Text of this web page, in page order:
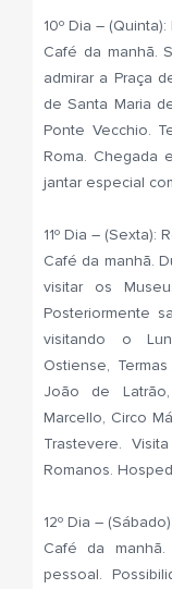
10º Dia –
Café da manhã.
admirar a Praça
de Santa Maria
Ponte Vecchio.
Roma. Chegada
jantar especial
11º Dia – (Sexta):
Café da manhã.
visitar os
Posteriormente
visitando o
Ostiense,
João de
Marcello, Circo
Trastevere.
Romanos.
12º Dia –
Café da
pessoal.